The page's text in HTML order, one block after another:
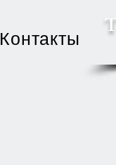
Контакты